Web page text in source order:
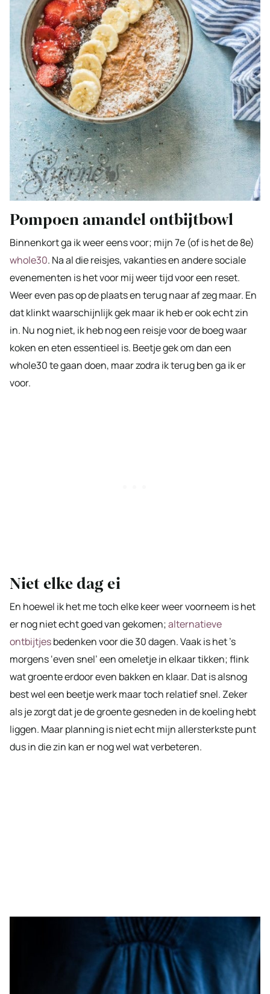
Pompoen amandel ontbijtbowl
Binnenkort ga ik weer eens voor; mijn 7e (of is het de 8e)
whole30. Na al die reisjes, vakanties en andere sociale
evenementen is het voor mij weer tijd voor een reset.
Weer even pas op de plaats en terug naar af zeg maar. En
dat klinkt waarschijnlijk gek maar ik heb er ook echt zin
in. Nu nog niet, ik heb nog een reisje voor de boeg waar
koken en eten essentieel is. Beetje gek om dan een
whole30 te gaan doen, maar zodra ik terug ben ga ik er
voor.
Niet elke dag ei
En hoewel ik het me toch elke keer weer voorneem is het
er nog niet echt goed van gekomen;alternatieve
ontbijtjesbedenken voor die 30 dagen. Vaak is het ’s
morgens ‘even snel’ een omeletje in elkaar tikken; flink
wat groente erdoor even bakken en klaar. Dat is alsnog
best wel een beetje werk maar toch relatief snel. Zeker
als je zorgt dat je de groente gesneden in de koeling hebt
liggen. Maar planning is niet echt mijn allersterkste punt
dus in die zin kan er nog wel wat verbeteren.